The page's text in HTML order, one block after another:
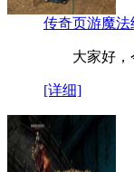
传奇页游魔法
大家好，今
[详细]